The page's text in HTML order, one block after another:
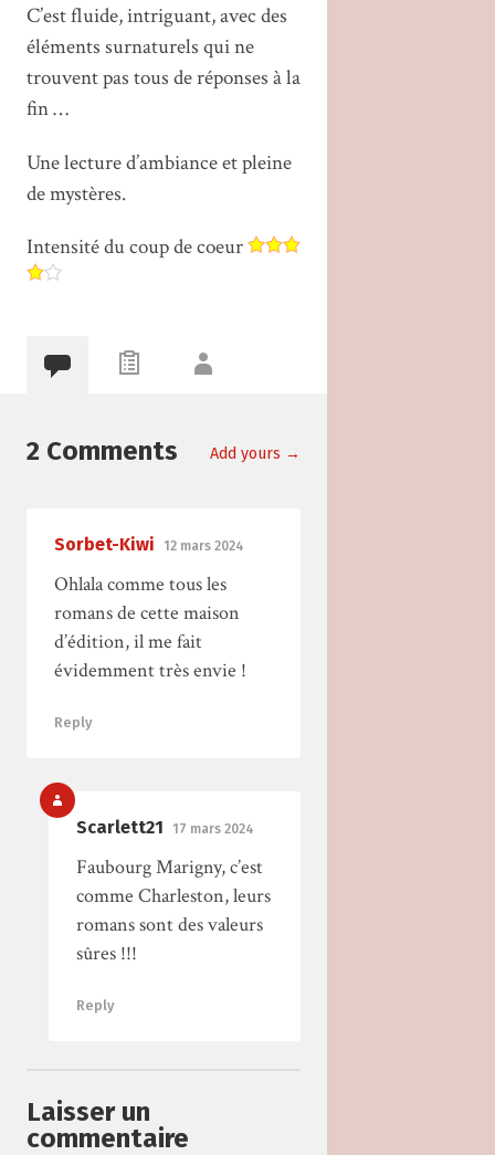
C’est fluide, intriguant, avec des
éléments surnaturels qui ne
trouvent pas tous de réponses à la
fin …
Une lecture d’ambiance et pleine
de mystères.
Intensité du coup de coeur
2 Comments Add yours →
Sorbet-Kiwi 12 mars 2024
Ohlala comme tous les
romans de cette maison
d’édition, il me fait
évidemment très envie !
Reply
Scarlett21 17 mars 2024
Faubourg Marigny, c’est
comme Charleston, leurs
romans sont des valeurs
sûres !!!
Reply
Laisser un
commentaire